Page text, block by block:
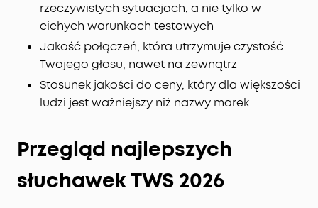
rzeczywistych sytuacjach, a nie tylko w
cichych warunkach testowych
Jakość połączeń, która utrzymuje czystość
Twojego głosu, nawet na zewnątrz
Stosunek jakości do ceny, który dla większości
ludzi jest ważniejszy niż nazwy marek
Przegląd najlepszych
słuchawek TWS 2026